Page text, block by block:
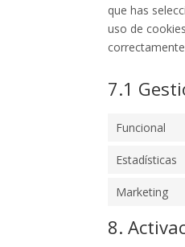
que has
uso de
7.1
Funcional
Estadísticas
Marketing
8.